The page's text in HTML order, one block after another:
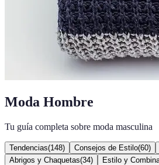
Moda Hombre
Tu guía completa sobre moda masculina
Tendencias(148) Consejos de Estilo(60)
Abrigos y Chaquetas(34) Estilo y